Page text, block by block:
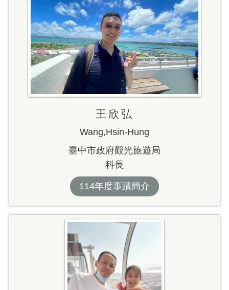
王欣弘
Wang,Hsin-Hung
臺中市政府觀光旅遊局
科長
114年度事蹟簡介